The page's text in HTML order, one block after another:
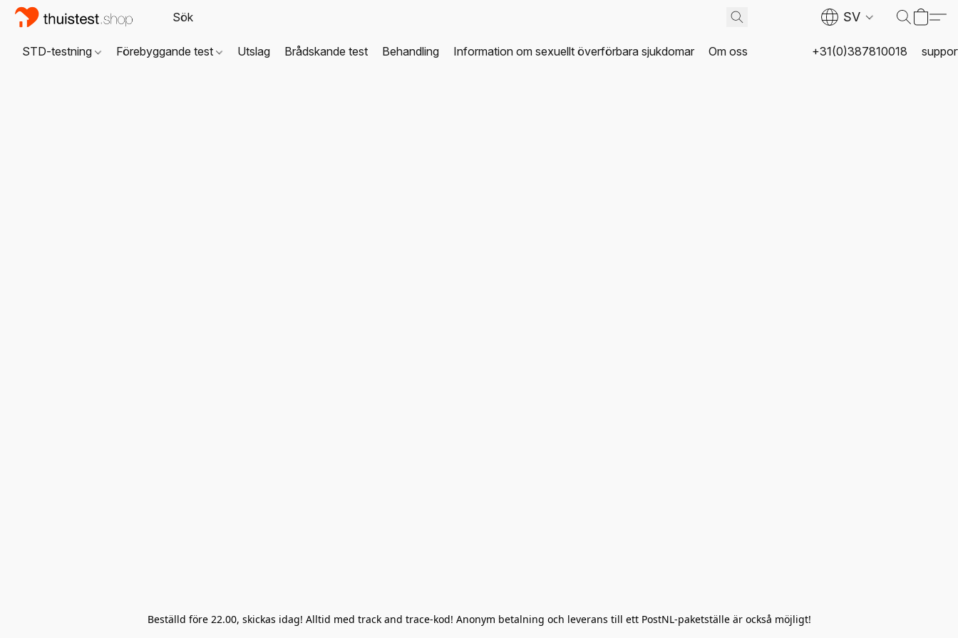
SV
STD-testning Förebyggande test Utslag Brådskande test Behandling Information om sexuellt överförbara sjukdomar Om oss +31(0)387810018
Beställd före 22.00, skickas idag! Alltid med track and trace-kod! Anonym betalning och leverans till ett PostNL-paketställe är också möjligt!